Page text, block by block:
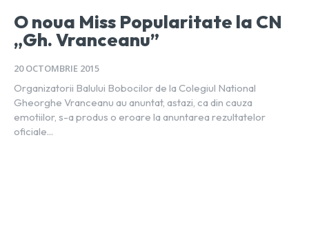
O noua Miss Popularitate la CN
„Gh. Vranceanu”
20 OCTOMBRIE 2015
Organizatorii Balului Bobocilor de la Colegiul National
Gheorghe Vranceanu au anuntat, astazi, ca din cauza
emotiilor, s-a produs o eroare la anuntarea rezultatelor
oficiale...